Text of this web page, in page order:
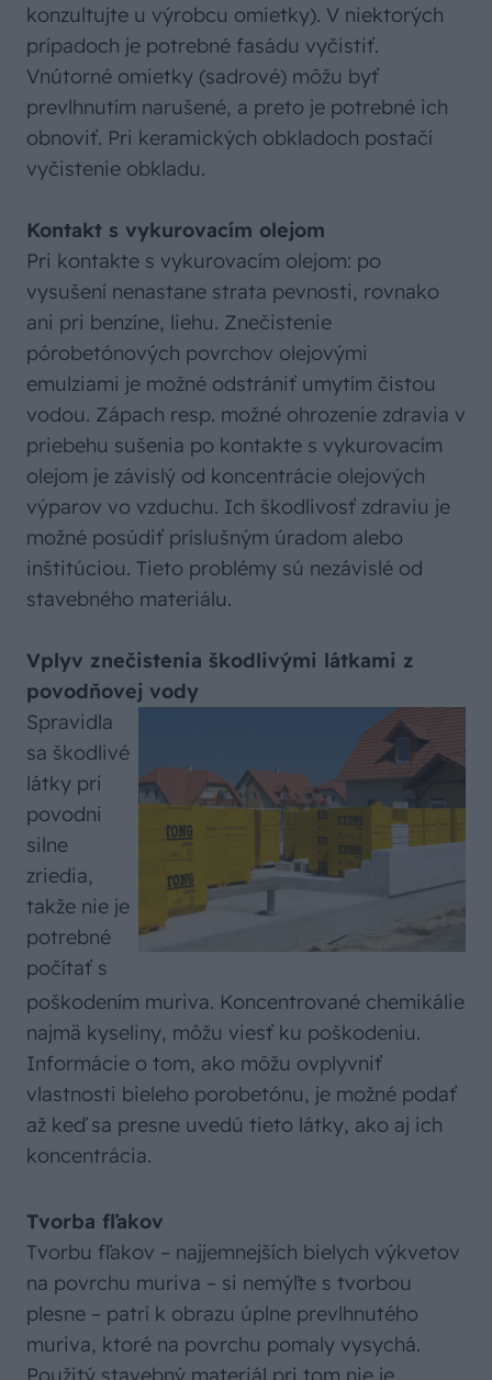
konzultujte u výrobcu omietky). V niektorých
prípadoch je potrebné fasádu vyčistiť.
Vnútorné omietky (sadrové) môžu byť
prevlhnutím narušené, a preto je potrebné ich
obnoviť. Pri keramických obkladoch postačí
vyčistenie obkladu.
Kontakt s vykurovacím olejom
Pri kontakte s vykurovacím olejom: po
vysušení nenastane strata pevnosti, rovnako
ani pri benzíne, liehu. Znečistenie
pórobetónových povrchov olejovými
emulziami je možné odstrániť umytím čistou
vodou. Zápach resp. možné ohrozenie zdravia v
priebehu sušenia po kontakte s vykurovacím
olejom je závislý od koncentrácie olejových
výparov vo vzduchu. Ich škodlivosť zdraviu je
možné posúdiť príslušným úradom alebo
inštitúciou. Tieto problémy sú nezávislé od
stavebného materiálu.
Vplyv znečistenia škodlivými látkami z
povodňovej vody
Spravidla
sa škodlivé
látky pri
povodni
silne
zriedia,
takže nie je
potrebné
počítať s
poškodením muriva. Koncentrované chemikálie
najmä kyseliny, môžu viesť ku poškodeniu.
Informácie o tom, ako môžu ovplyvniť
vlastnosti bieleho porobetónu, je možné podať
až keď sa presne uvedú tieto látky, ako aj ich
koncentrácia.
Tvorba fľakov
Tvorbu fľakov – najjemnejších bielych výkvetov
na povrchu muriva – si nemýľte s tvorbou
plesne – patrí k obrazu úplne prevlhnutého
muriva, ktoré na povrchu pomaly vysychá.